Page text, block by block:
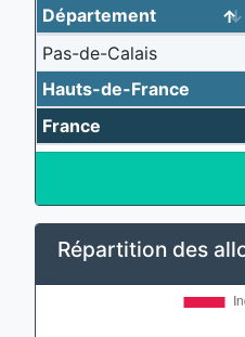
Département
Pas-de-Calais
Hauts-de-France
France
Répartition des